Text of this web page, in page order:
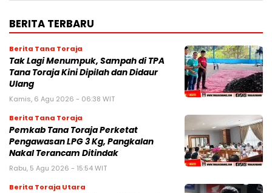
BERITA TERBARU
Berita Tana Toraja
Tak Lagi Menumpuk, Sampah di TPA
Tana Toraja Kini Dipilah dan Didaur
Ulang
Kamis, 6 Agu 2026 - 06:38 WIT
Berita Tana Toraja
Pemkab Tana Toraja Perketat
Pengawasan LPG 3 Kg, Pangkalan
Nakal Terancam Ditindak
Rabu, 5 Agu 2026 - 15:54 WIT
Berita Toraja Utara